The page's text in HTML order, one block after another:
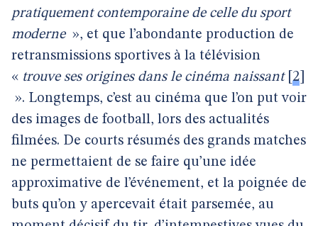
pratiquement contemporaine de celle du sport
moderne », et que l’abondante production de
retransmissions sportives à la télévision
« trouve ses origines dans le cinéma naissant[ 2
». Longtemps, c’est au cinéma que l’on put voir
des images de football, lors des actualités
filmées. De courts résumés des grands matches
ne permettaient de se faire qu’une idée
approximative de l’événement, et la poignée de
buts qu’on y apercevait était parsemée, au